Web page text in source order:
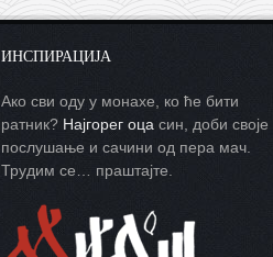
ИНСПИРАЦИЈА
Ако сви оду у монахе, ко ће бити
ратник? Најгорег оца син, доби своје
послушање и сачини од пера мач.
Трудим се… праштајте.